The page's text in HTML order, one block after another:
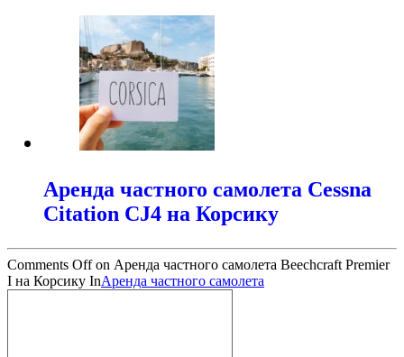
Аренда частного самолета Cessna
Citation CJ4 на Корсику
Comments Offon Аренда частного самолета Beechcraft Premier
I на Корсику InАренда частного самолета